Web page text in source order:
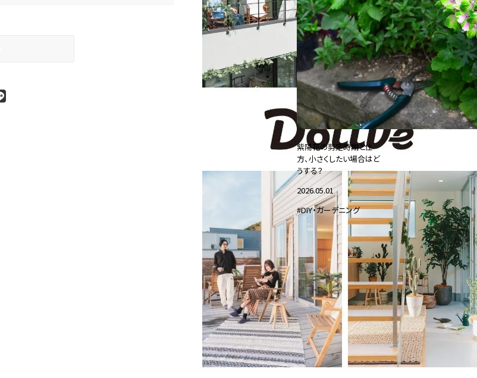
紫陽花の剪定時期と仕
方、小さくしたい場合はど
うする？
2026.05.01
#DIY・ガーデニング